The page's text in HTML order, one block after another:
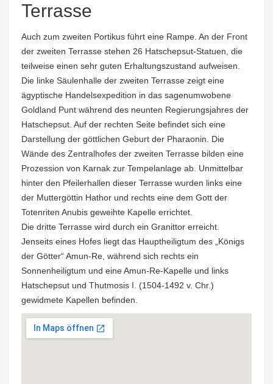
Terrasse
Auch zum zweiten Portikus führt eine Rampe. An der Front
der zweiten Terrasse stehen 26 Hatschepsut-Statuen, die
teilweise einen sehr guten Erhaltungszustand aufweisen.
Die linke Säulenhalle der zweiten Terrasse zeigt eine
ägyptische Handelsexpedition in das sagenumwobene
Goldland Punt während des neunten Regierungsjahres der
Hatschepsut. Auf der rechten Seite befindet sich eine
Darstellung der göttlichen Geburt der Pharaonin. Die
Wände des Zentralhofes der zweiten Terrasse bilden eine
Prozession von Karnak zur Tempelanlage ab. Unmittelbar
hinter den Pfeilerhallen dieser Terrasse wurden links eine
der Muttergöttin Hathor und rechts eine dem Gott der
Totenriten Anubis geweihte Kapelle errichtet.
Die dritte Terrasse wird durch ein Granittor erreicht.
Jenseits eines Hofes liegt das Hauptheiligtum des „Königs
der Götter“ Amun-Re, während sich rechts ein
Sonnenheiligtum und eine Amun-Re-Kapelle und links
Hatschepsut und Thutmosis I. (1504-1492 v. Chr.)
gewidmete Kapellen befinden.